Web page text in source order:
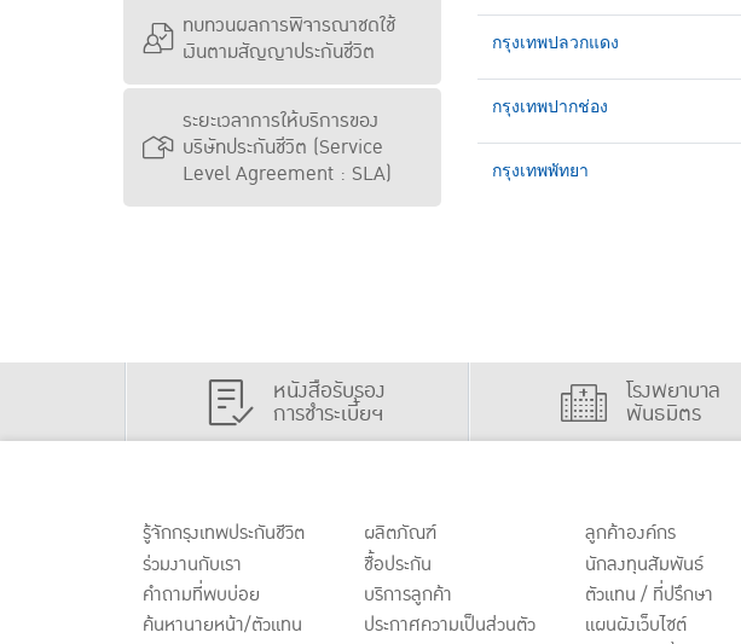
ทบทวนผลการพิจารณาชดใช้
เงินตามสัญญาประกันชีวิต
ระยะเวลาการให้บริการของ
บริษัทประกันชีวิต (Service
Level Agreement : SLA)
กรุงเทพปลวกแดง
กรุงเทพปากช่อง
กรุงเทพพัทยา
หนังสือรับรอง
การชำระเบี้ยฯ
โรงพยาบาล
พันธมิตร
รู้จักกรุงเทพประกันชีวิต
ร่วมงานกับเรา
คำถามที่พบบ่อย
ค้นหานายหน้า/ตัวแทน
ผลิตภัณฑ์
ชื้อประกัน
บริการลูกค้า
ประกาศความเป็นส่วนตัว
ลูกค้าองค์กร
นักลงทุนสัมพันธ์
ตัวแทน / ที่ปรึกษา
แผนผังเว็บไซต์